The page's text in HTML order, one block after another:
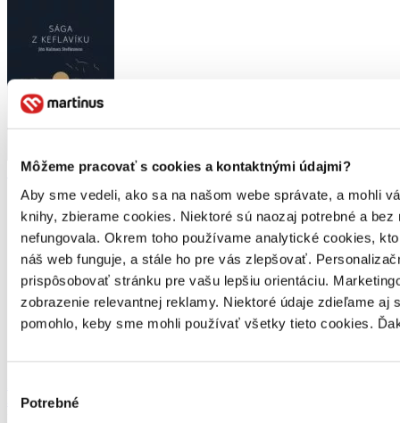
Môžeme pracovať s cookies a kontaktnými údajmi?
Aby sme vedeli, ako sa na našom webe správate, a mohli
knihy, zbierame cookies. Niektoré sú naozaj potrebné a
nefungovala. Okrem toho používame analytické cookies,
náš web funguje, a stále ho pre vás zlepšovať.
prispôsobovať stránku pre vašu lepšiu orientáciu.
zobrazenie relevantnej reklamy. Niektoré údaje zdieľame aj
pomohlo, keby sme mohli používať všetky tieto cookies.
súhlasu
Potrebné
Sága z Keflavíku
Jón Kalman Stefánsson
35-ročnú tradíciu